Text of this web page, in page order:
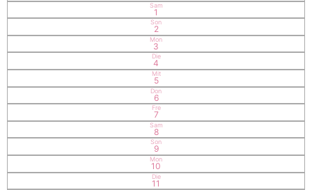
Sam
1
Son
2
Mon
3
Die
4
Mit
5
Don
6
Fre
7
Sam
8
Son
9
Mon
10
Die
11